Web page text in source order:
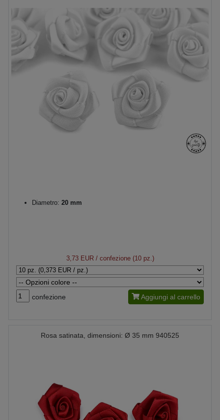
Diametro: 20 mm
3,73 EUR/ confezione (10 pz.)
confezione Aggiungi al carrello
Rosa satinata, dimensioni: Ø 35 mm 940525